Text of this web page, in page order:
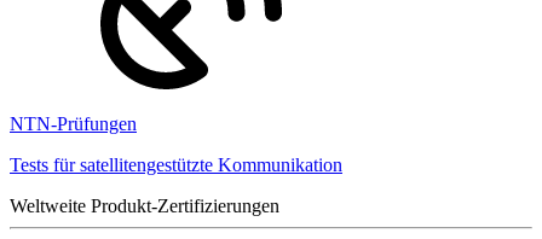
NTN-Prüfungen
Tests für satellitengestützte Kommunikation
Weltweite Produkt-Zertifizierungen